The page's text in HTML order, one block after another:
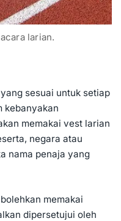
larian.
sesuai untuk setiap
kebanyakan
memakai vest larian
negara atau
nama penaja yang
memakai
dipersetujui oleh